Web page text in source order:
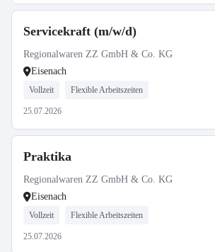
Servicekraft (m/w/d)
Regionalwaren ZZ GmbH & Co. KG
Eisenach
Vollzeit Flexible Arbeitszeiten
25.07.2026
Praktika
Regionalwaren ZZ GmbH & Co. KG
Eisenach
Vollzeit Flexible Arbeitszeiten
25.07.2026